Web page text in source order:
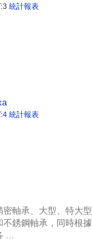
統計報表
統計報表
軸承、大型、特大型
銹鋼軸承，同時根據
...